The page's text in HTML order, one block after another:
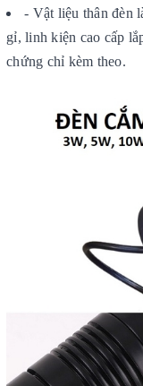
- Vật liệu thân đèn
gỉ, linh kiện cao cấp
chứng chỉ kèm theo.